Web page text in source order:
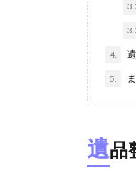
4.
5.
遺品